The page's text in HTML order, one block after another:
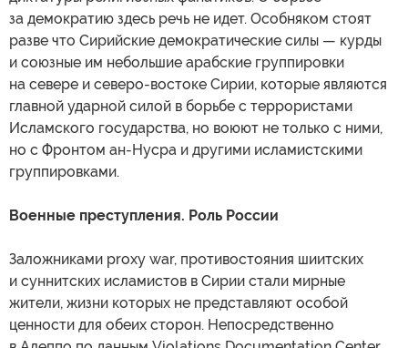
за демократию здесь речь не идет. Особняком стоят
разве что Сирийские демократические силы — курды
и союзные им небольшие арабские группировки
на севере и северо-востоке Сирии, которые являются
главной ударной силой в борьбе с террористами
Исламского государства, но воюют не только с ними,
но с Фронтом ан-Нусра и другими исламистскими
группировками.
Военные преступления. Роль России
Заложниками proxy war, противостояния шиитских
и суннитских исламистов в Сирии стали мирные
жители, жизни которых не представляют особой
ценности для обеих сторон. Непосредственно